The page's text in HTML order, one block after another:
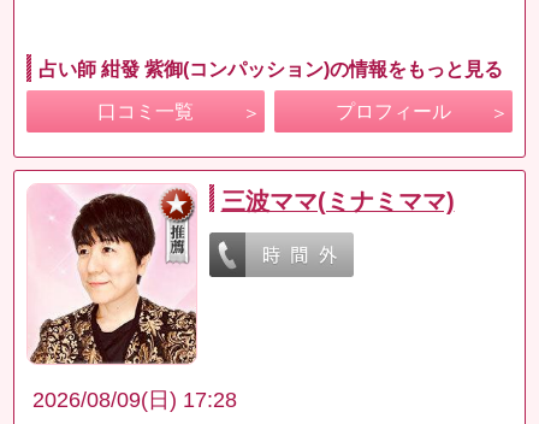
占い師 紺發 紫御(コンパッション)の情報をもっと見る
口コミ一覧 プロフィール
三波ママ(ミナミママ)
2026/08/09(日) 17:28